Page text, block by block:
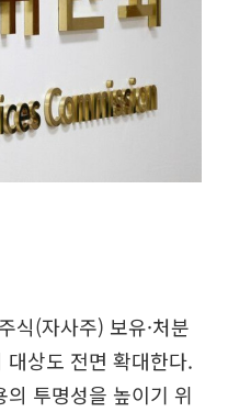
식(자사주) 보유·처분
상도 전면 확대한다.
투명성을 높이기 위